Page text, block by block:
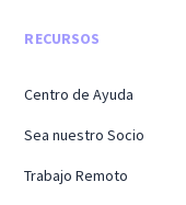
RECURSOS
Centro de Ayuda
Sea nuestro Socio
Trabajo Remoto